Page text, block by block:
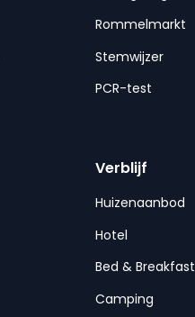
Rommelmarkt
Stemwijzer
PCR-test
Verblijf
Huizenaanbod
Hotel
Bed & Breakfast
Camping